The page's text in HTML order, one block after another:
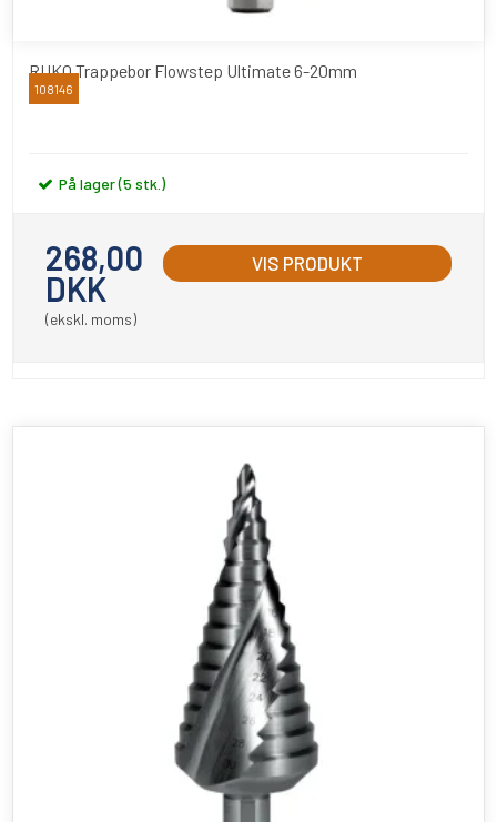
RUKO Trappebor Flowstep Ultimate 6-20mm
RUKO
108146
På lager (5 stk.)
268,00
DKK
(ekskl. moms)
VIS PRODUKT